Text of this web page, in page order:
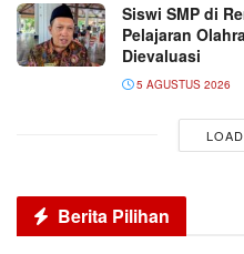
Siswi SMP di
Pelajaran
Dievaluasi
5 AGUSTUS 2026
Berita Pilihan